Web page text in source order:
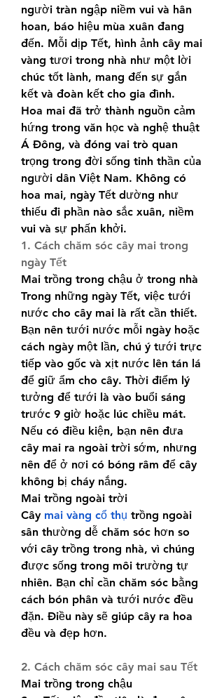
người tràn ngập niềm vui và hân
hoan, báo hiệu mùa xuân đang
đến. Mỗi dịp Tết, hình ảnh cây mai
vàng tươi trong nhà như một lời
chúc tốt lành, mang đến sự gắn
kết và đoàn kết cho gia đình.
Hoa mai đã trở thành nguồn cảm
hứng trong văn học và nghệ thuật
Á Đông, và đóng vai trò quan
trọng trong đời sống tinh thần của
người dân Việt Nam. Không có
hoa mai, ngày Tết dường như
thiếu đi phần nào sắc xuân, niềm
vui và sự phấn khởi.
1. Cách chăm sóc cây mai trong
ngày Tết
Mai trồng trong chậu ở trong nhà
Trong những ngày Tết, việc tưới
nước cho cây mai là rất cần thiết.
Bạn nên tưới nước mỗi ngày hoặc
cách ngày một lần, chú ý tưới trực
tiếp vào gốc và xịt nước lên tán lá
để giữ ẩm cho cây. Thời điểm lý
tưởng để tưới là vào buổi sáng
trước 9 giờ hoặc lúc chiều mát.
Nếu có điều kiện, bạn nên đưa
cây mai ra ngoài trời sớm, nhưng
nên để ở nơi có bóng râm để cây
không bị cháy nắng.
Mai trồng ngoài trời
Cây mai vàng cổ thụ trồng ngoài
sân thường dễ chăm sóc hơn so
với cây trồng trong nhà, vì chúng
được sống trong môi trường tự
nhiên. Bạn chỉ cần chăm sóc bằng
cách bón phân và tưới nước đều
đặn. Điều này sẽ giúp cây ra hoa
đều và đẹp hơn.
2. Cách chăm sóc cây mai sau Tết
Mai trồng trong chậu